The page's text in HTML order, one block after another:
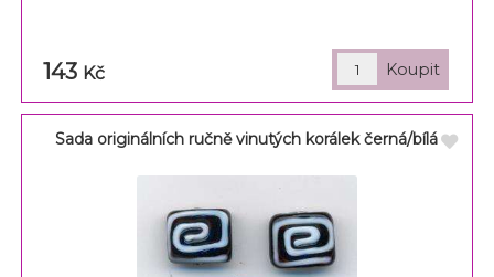
143 Kč
Sada originálních ručně vinutých korálek černá/bílá